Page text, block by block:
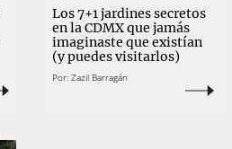
Los 7+1 jardines secretos
en la CDMX que jamás
imaginaste que existían
(y puedes visitarlos)
Por: Zazil Barragán